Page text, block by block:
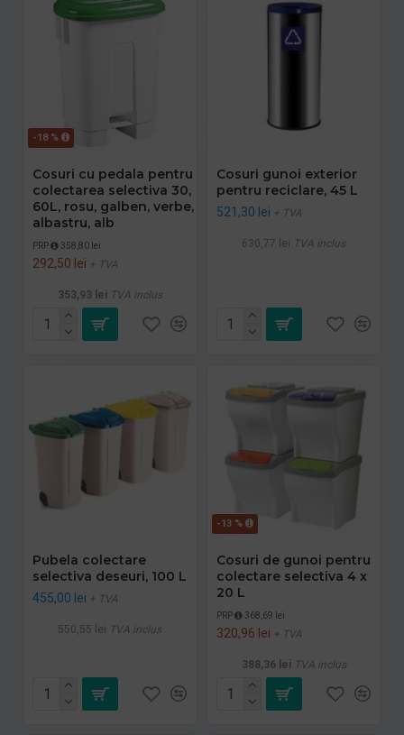
-18 %
Cosuri cu pedala pentru
colectarea selectiva 30,
60L, rosu, galben, verbe,
albastru, alb
PRP 358,80 lei
292,50 lei + TVA
353,93 lei TVA inclus
Cosuri gunoi exterior
pentru reciclare, 45 L
521,30 lei + TVA
630,77 lei TVA inclus
Pubela colectare
selectiva deseuri, 100 L
455,00 lei + TVA
550,55 lei TVA inclus
-13 %
Cosuri de gunoi pentru
colectare selectiva 4 x
20 L
PRP 368,69 lei
320,96 lei + TVA
388,36 lei TVA inclus